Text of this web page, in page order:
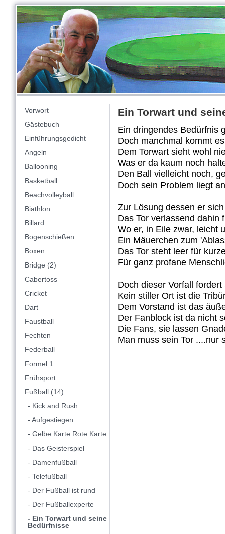
Vorwort
Gästebuch
Einführungsgedicht
Angeln
Ballooning
Basketball
Beachvolleyball
Biathlon
Billard
Bogenschießen
Boxen
Bridge (2)
Cabertoss
Cricket
Dart
Faustball
Fechten
Federball
Formel 1
Frühsport
Fußball (14)
- Kick and Rush
- Aufgestiegen
- Gelbe Karte Rote Karte
- Das Geisterspiel
- Damenfußball
- Telefußball
- Der Fußball ist rund
- Der Fußballexperte
- Ein Torwart und seine
Bedürfnisse
Ein Torwart und
Ein dringendes Bedürfnis
Doch manchmal kommt
Dem Torwart sieht wohl
Was er da kaum noch
Den Ball vielleicht noch,
Doch sein Problem liegt
Zur Lösung dessen er
Das Tor verlassend dahin
Wo er, in Eile zwar, leicht
Ein Mäuerchen zum
Das Tor steht leer für
Für ganz profane
Doch dieser Vorfall fordert
Kein stiller Ort ist die
Dem Vorstand ist das
Der Fanblock ist da nicht
Die Fans, sie lassen
Man muss sein Tor ....nur